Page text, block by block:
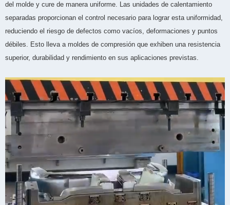
del molde y cure de manera uniforme. Las unidades de calentamiento
separadas proporcionan el control necesario para lograr esta uniformidad,
reduciendo el riesgo de defectos como vacíos, deformaciones y puntos
débiles. Esto lleva a moldes de compresión que exhiben una resistencia
superior, durabilidad y rendimiento en sus aplicaciones previstas.